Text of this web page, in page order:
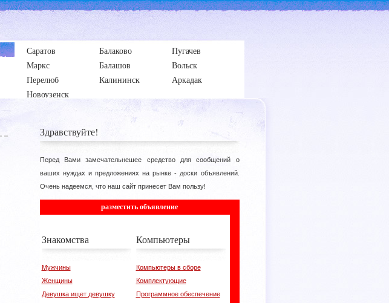
Саратов Балаково
Пугачев
Маркс Балашов
Вольск
Перелюб Калининск
Аркадак
Новоузенск
Здравствуйте!
Перед Вами замечательнешее средство для сообщений о
ваших нуждах и предложениях на рынке - доски объявлений.
Очень надеемся, что наш сайт принесет Вам пользу!
разместить объявление
Знакомства
Мужчины
Женщины
Девушка ищет девушку
Компьютеры
Компьютеры в сборе
Комплектующие
Программное обеспечение